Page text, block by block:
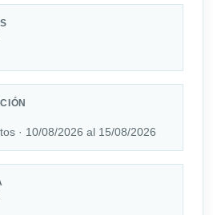
· 10/08/2026 al 15/08/2026